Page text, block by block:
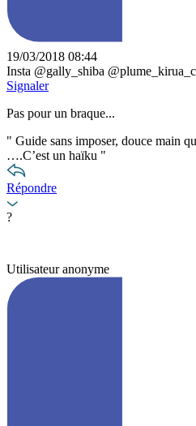
19/03/2018 08:44
Insta @gally_shiba
Signaler
Pas pour un braque...
" Guide sans imposer, douce main
….C’est un haïku "
Répondre
?
Utilisateur anonyme